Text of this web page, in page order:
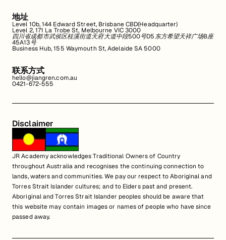
地址
Level 10b, 144 Edward Street, Brisbane CBD(Headquarter)
Level 2, 171 La Trobe St, Melbourne VIC 3000
四川省成都市武侯区桂溪街道天府大道中段500号D5东方希望天祥广场B座
45A13号
Business Hub, 155 Waymouth St, Adelaide SA 5000
联系方式
hello@jiangren.com.au
0421-672-555
Disclaimer
JR Academy acknowledges Traditional Owners of Country
throughout Australia and recognises the continuing connection to
lands, waters and communities. We pay our respect to Aboriginal and
Torres Strait Islander cultures; and to Elders past and present.
Aboriginal and Torres Strait Islander peoples should be aware that
this website may contain images or names of people who have since
passed away.